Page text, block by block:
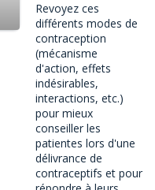
Revoyez ces
différents modes de
contraception
(mécanisme
d'action, effets
indésirables,
interactions, etc.)
pour mieux
conseiller les
patientes lors d'une
délivrance de
contraceptifs et pour